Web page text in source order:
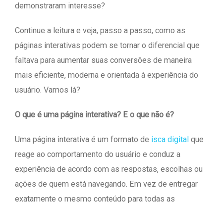
demonstraram interesse?
Continue a leitura e veja, passo a passo, como as
páginas interativas podem se tornar o diferencial que
faltava para aumentar suas conversões de maneira
mais eficiente, moderna e orientada à experiência do
usuário. Vamos lá?
O que é uma página interativa? E o que não é?
Uma página interativa é um formato de isca digital que
reage ao comportamento do usuário e conduz a
experiência de acordo com as respostas, escolhas ou
ações de quem está navegando. Em vez de entregar
exatamente o mesmo conteúdo para todas as